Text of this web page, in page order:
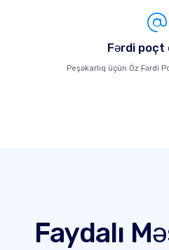
Fərdi poçt
Peşəkarlıq üçün Öz Fərdi
Faydalı